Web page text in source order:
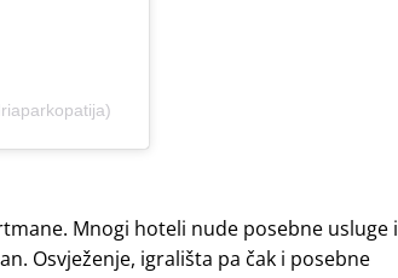
Mnogi hoteli nude posebne usluge i
Osvježenje, igrališta pa čak i posebne